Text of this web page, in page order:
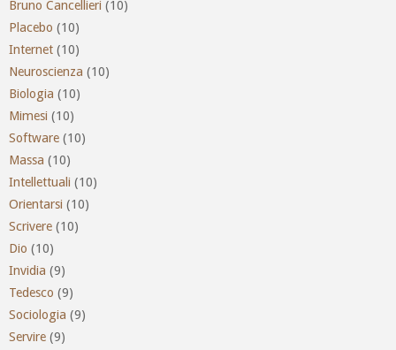
Bruno Cancellieri (10)
Placebo (10)
Internet (10)
Neuroscienza (10)
Biologia (10)
Mimesi (10)
Software (10)
Massa (10)
Intellettuali (10)
Orientarsi (10)
Scrivere (10)
Dio (10)
Invidia (9)
Tedesco (9)
Sociologia (9)
Servire (9)